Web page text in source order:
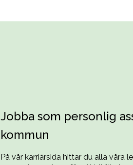
Jobba som personlig
kommun
På vår karriärsida hittar du alla våra